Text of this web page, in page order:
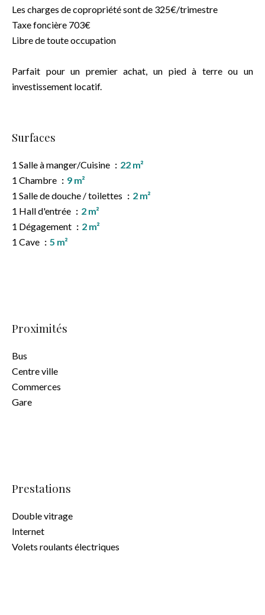
Les charges de copropriété sont de 325€/trimestre
Taxe foncière 703€
Libre de toute occupation
Parfait pour un premier achat, un pied à terre ou un
investissement locatif.
Surfaces
1 Salle à manger/Cuisine
22 m²
1 Chambre
9 m²
1 Salle de douche / toilettes
2 m²
1 Hall d'entrée
2 m²
1 Dégagement
2 m²
1 Cave
5 m²
Proximités
Bus
Centre ville
Commerces
Gare
Prestations
Double vitrage
Internet
Volets roulants électriques